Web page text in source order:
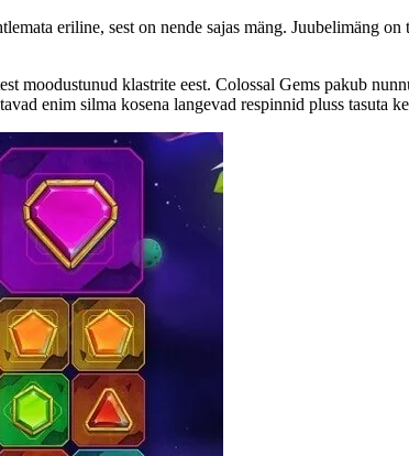
eriline, sest on nende sajas mäng. Juubelimäng
moodustunud klastrite eest. Colossal Gems pakub
enim silma kosena langevad respinnid pluss tasuta